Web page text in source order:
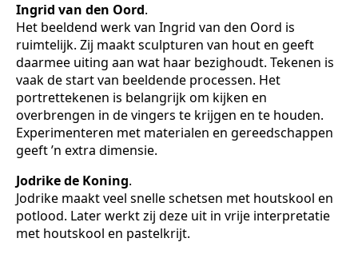
Ingrid van den Oord.
Het beeldend werk van Ingrid van den Oord is
ruimtelijk. Zij maakt sculpturen van hout en geeft
daarmee uiting aan wat haar bezighoudt. Tekenen is
vaak de start van beeldende processen. Het
portrettekenen is belangrijk om kijken en
overbrengen in de vingers te krijgen en te houden.
Experimenteren met materialen en gereedschappen
geeft ’n extra dimensie.
Jodrike de Koning.
Jodrike maakt veel snelle schetsen met houtskool en
potlood. Later werkt zij deze uit in vrije interpretatie
met houtskool en pastelkrijt.